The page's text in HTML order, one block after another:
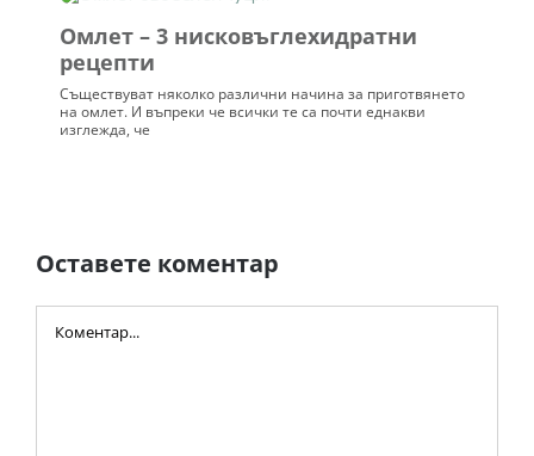
Омлет – 3 нисковъглехидратни
рецепти
Съществуват няколко различни начина за приготвянето
на омлет. И въпреки че всички те са почти еднакви
изглежда, че
Оставете коментар